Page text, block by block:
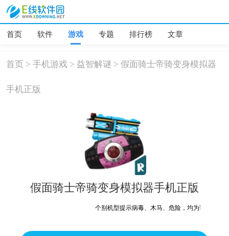
首页 软件 游戏 专题 排行榜 文章
首页 >手机游戏 >益智解谜 >假面骑士帝骑变身模拟器
手机正版
假面骑士帝骑变身模拟器手机正版
个别机型提示病毒、木马、危险，均为误报可放心下载